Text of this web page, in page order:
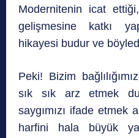
Modernitenin icat
gelişmesine katkı
hikayesi budur ve
Peki! Bizim
sık sık arz etmek
saygımızı ifade etmek
harfini hala büyük